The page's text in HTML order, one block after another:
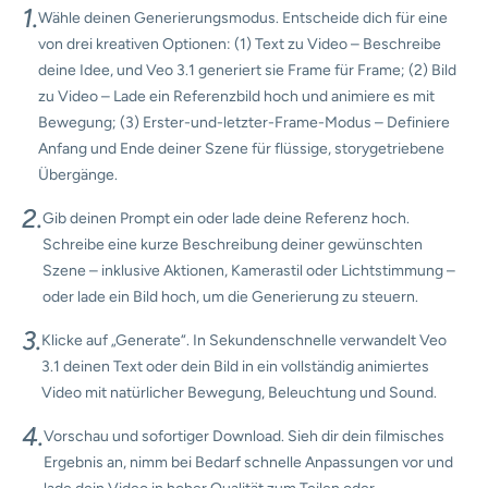
1.Wähle deinen Generierungsmodus. Entscheide dich für eine
von drei kreativen Optionen: (1) Text zu Video – Beschreibe
deine Idee, und Veo 3.1 generiert sie Frame für Frame; (2) Bild
zu Video – Lade ein Referenzbild hoch und animiere es mit
Bewegung; (3) Erster-und-letzter-Frame-Modus – Definiere
Anfang und Ende deiner Szene für flüssige, storygetriebene
Übergänge.
2.Gib deinen Prompt ein oder lade deine Referenz hoch.
Schreibe eine kurze Beschreibung deiner gewünschten
Szene – inklusive Aktionen, Kamerastil oder Lichtstimmung –
oder lade ein Bild hoch, um die Generierung zu steuern.
3.Klicke auf „Generate“. In Sekundenschnelle verwandelt Veo
3.1 deinen Text oder dein Bild in ein vollständig animiertes
Video mit natürlicher Bewegung, Beleuchtung und Sound.
4.Vorschau und sofortiger Download. Sieh dir dein filmisches
Ergebnis an, nimm bei Bedarf schnelle Anpassungen vor und